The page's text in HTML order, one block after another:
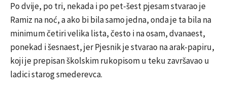
Po dvije, po tri, nekada i po pet-šest pjesam stvarao je
Ramiz na noć, a ako bi bila samo jedna, onda je ta bila na
minimum četiri velika lista, često i na osam, dvanaest,
ponekad i šesnaest, jer Pjesnik je stvarao na arak-papiru,
koji je prepisan školskim rukopisom u teku završavao u
ladici starog smederevca.